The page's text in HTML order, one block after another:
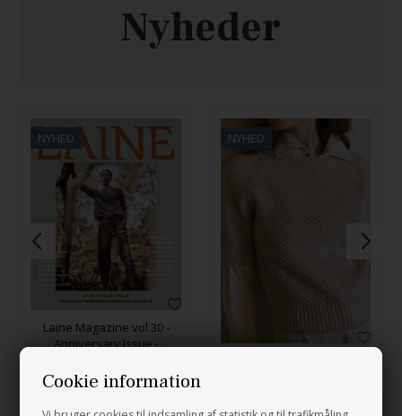
Cookie information
Nyheder
NYHED
Laine Magazine vol 30 -
Anniversary Issue -
NYHED